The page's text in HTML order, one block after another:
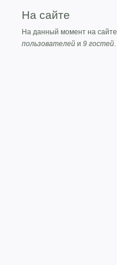
На сайте
На данный момент на сайте
пользователей и 9 гостей.